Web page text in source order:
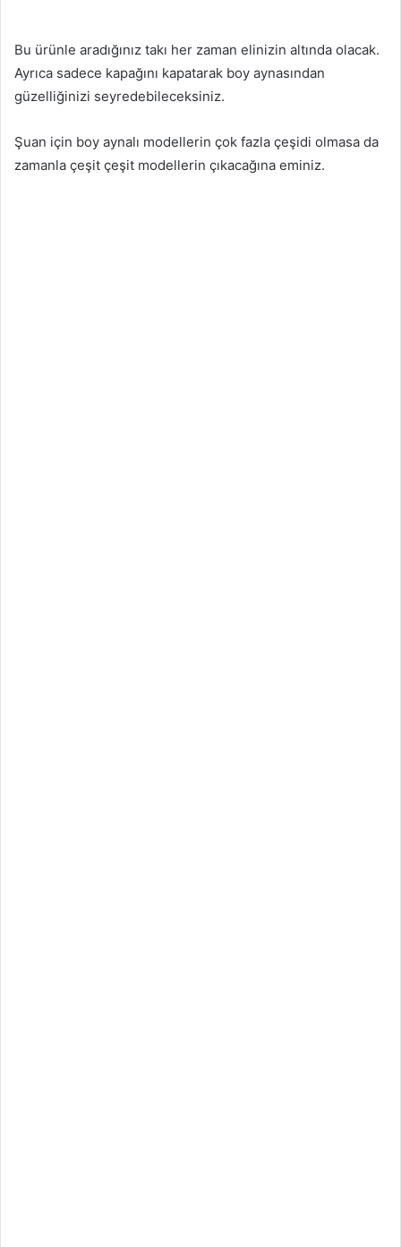
Bu ürünle aradığınız takı her zaman elinizin altında olacak.
Ayrıca sadece kapağını kapatarak boy aynasından
güzelliğinizi seyredebileceksiniz.
Şuan için boy aynalı modellerin çok fazla çeşidi olmasa da
zamanla çeşit çeşit modellerin çıkacağına eminiz.